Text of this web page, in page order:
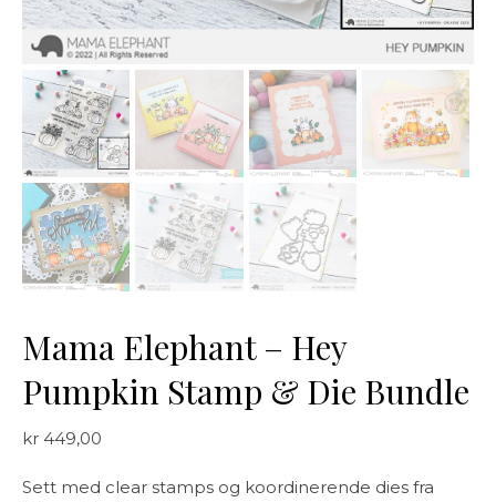
Mama Elephant – Hey
Pumpkin Stamp & Die Bundle
kr 449,00
Sett med clear stamps og koordinerende dies fra